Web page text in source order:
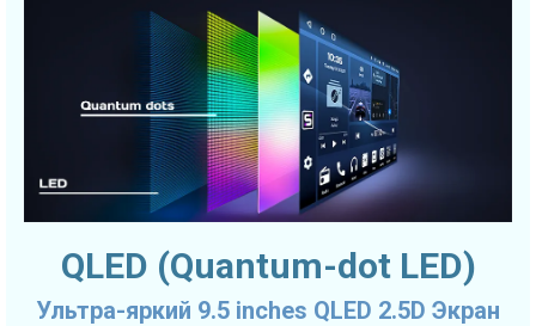
QLED (Quantum-dot LED)
Ультра-яркий 9.5 inches QLED 2.5D Экран